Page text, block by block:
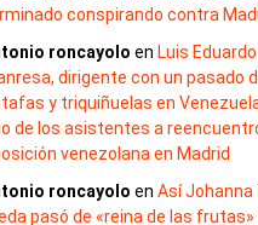
conspirando contra
roncayolo en Luis Eduardo
dirigente con un pasado
y triquiñuelas en
de los asistentes a
venezolana en Madrid
roncayolo enAsí Johanna
pasó de «reina de las frutas»